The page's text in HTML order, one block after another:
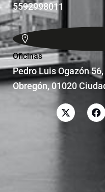
5592998011
Oficinas
Pedro Luis Ogazón
Obregón, 01020